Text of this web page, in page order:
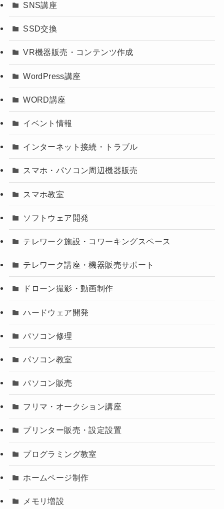
SNS講座
SSD交換
VR機器販売・コンテンツ作成
WordPress講座
WORD講座
イベント情報
インターネット接続・トラブル
スマホ・パソコン周辺機器販売
スマホ教室
ソフトウェア開発
テレワーク施設・コワーキングスペース
テレワーク講座・機器販売サポート
ドローン撮影・動画制作
ハードウェア開発
パソコン修理
パソコン教室
パソコン販売
フリマ・オークション講座
プリンター販売・設定設置
プログラミング教室
ホームページ制作
メモリ増設